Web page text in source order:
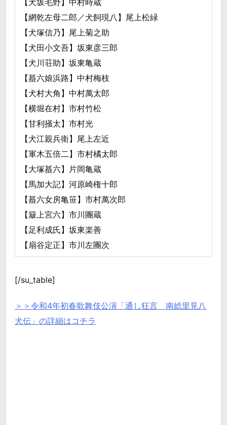
【犬坂毛野】中村時蔵
【網乾左母二郎／犬飼現八】尾上松緑
【犬塚信乃】尾上菊之助
【犬田小文吾】坂東彦三郎
【犬川荘助】坂東亀蔵
【蟇六娘浜路】中村梅枝
【犬村大角】中村萬太郎
【横堀在村】市村竹松
【甘利掻太】市村光
【犬江親兵衛】尾上左近
【軍木五倍二】市村橘太郎
【大塚蟇六】片岡亀蔵
【馬加大記】河原崎権十郎
【蟇六女房亀笹】市村萬次郎
【簸上宮六】市川團蔵
【足利成氏】坂東楽善
【扇谷定正】市川左團次
[/su_table]
＞＞令和4年初春歌舞伎公演「通し狂言 南総里見八
犬伝」の詳細はコチラ